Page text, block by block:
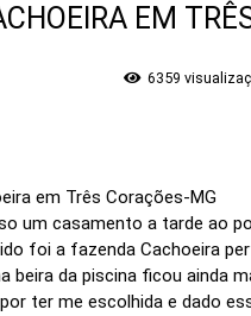
EM
6359
em Três Corações-MG
um casamento a tarde ao
foi a fazenda Cachoeira
beira da piscina ficou ainda
ter me escolhida e dado